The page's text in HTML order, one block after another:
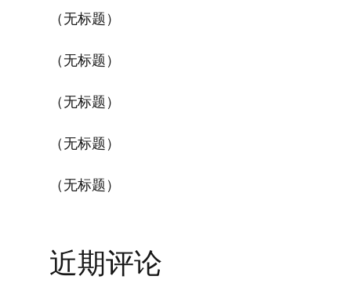
（无标题）
（无标题）
（无标题）
（无标题）
（无标题）
近期评论